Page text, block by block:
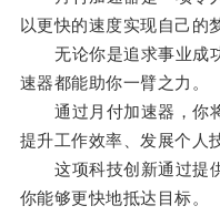
以更快的速度实现自己的
无论你是追求事业成功
速器都能助你一臂之力。
通过月付加速器，你将
提升工作效率、发展个人
这项科技创新通过提供
你能够更快地抵达目标。